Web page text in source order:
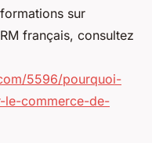
sur
français, consultez
5596/pourquoi-
commerce-de-